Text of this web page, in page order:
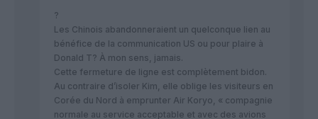
?
Les Chinois abandonneraient un quelconque lien au
bénéfice de la communication US ou pour plaire à
Donald T? À mon sens, jamais.
Cette fermeture de ligne est complètement bidon.
Au contraire d’isoler Kim, elle oblige les visiteurs en
Corée du Nord à emprunter Air Koryo, « compagnie
normale au service acceptable et avec des avions